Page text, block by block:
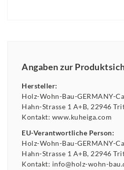
Angaben zur
Hersteller:
Holz-Wohn-Bau-GERMANY-
Hahn-Strasse 1 A+B 22946
Kontakt: www.kuheiga.com
EU-Verantwortliche Person:
Holz-Wohn-Bau-GERMANY-
Hahn-Strasse 1 A+B 22946
Kontakt: info@holz-wohn-